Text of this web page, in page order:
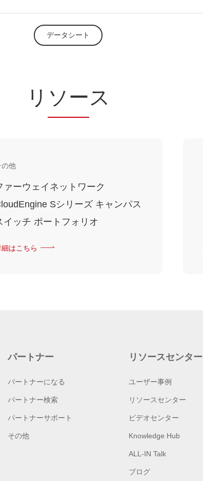
データシート
リ ソー ス
の他
ァーウェイネットワーク
Sシリーズ キャンパス
イッチ ポートフォリオ
細はこちら
パートナー
パートナーになる
パートナー検索
パートナーサポート
その他
リソースセンター
ユーザー事例
リソースセンター
ビデオセンター
Knowledge Hub
ALL-IN Talk
ブログ